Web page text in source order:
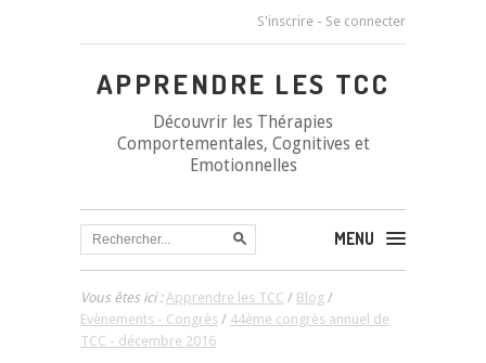
S'inscrire - Se connecter
APPRENDRE LES TCC
Découvrir les Thérapies
Comportementales, Cognitives et
Emotionnelles
MENU
Vous êtes ici :Apprendre les TCC / Blog /
Evènements - Congrès / 44ème congrès annuel de
TCC - décembre 2016